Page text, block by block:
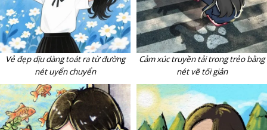
Vẻ đẹp dịu dàng toát ra từ đường
nét uyển chuyển
Cảm xúc truyền tải trong trẻo bằng
nét vẽ tối giản